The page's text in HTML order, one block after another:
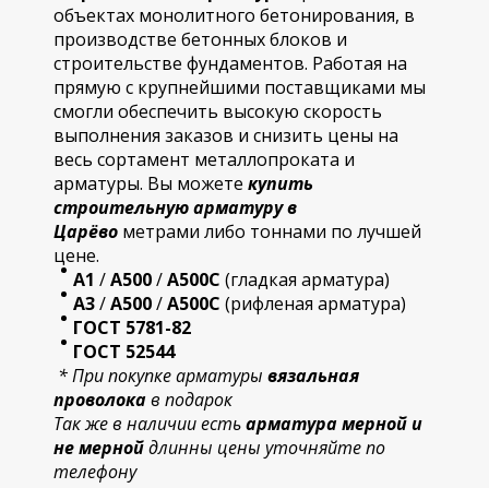
объектах монолитного бетонирования, в
производстве бетонных блоков и
строительстве фундаментов. Работая на
прямую с крупнейшими поставщиками мы
смогли обеспечить высокую скорость
выполнения заказов и снизить цены на
весь сортамент металлопроката и
арматуры. Вы можете купить
строительнуюарматуру в
Царёво метрами либо тоннами по лучшей
цене.
А1 /А500/А500С (гладкая арматура)
А3/А500/А500С (рифленая арматура)
ГОСТ 5781-82
ГОСТ 52544
* При покупке арматуры вязальная
проволокав подарок
Так же в наличии естьарматура мерной и
не мернойдлинны цены уточняйте по
телефону